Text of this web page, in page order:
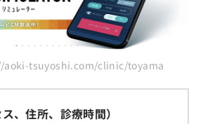
tsuyoshi.com/clinic/toyama
、住所、診療時間）